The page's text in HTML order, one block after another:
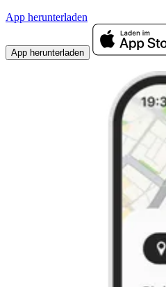
App herunterladen
App herunterladen